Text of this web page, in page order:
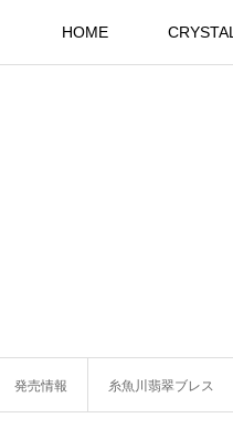
HOME CRYSTAL
発売情報 糸魚川翡翠ブレス